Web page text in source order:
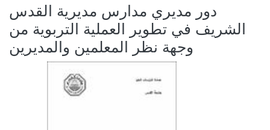
دور مديري مدارس مديرية القدس
الشريف في تطوير العملية التربوية من
وجهة نظر المعلمين والمديرين